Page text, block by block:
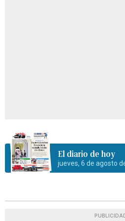
El diario de hoy
jueves, 6 de agosto